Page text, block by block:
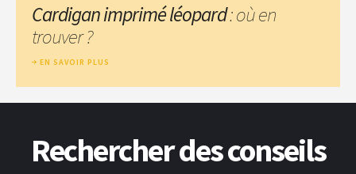
Cardigan imprimé léopard: où en
trouver ?
EN SAVOIR PLUS
Rechercher des conseils